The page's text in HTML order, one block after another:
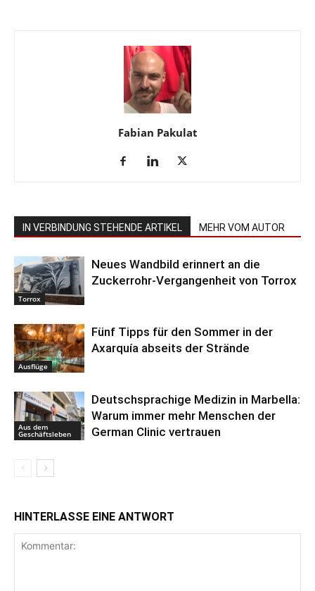
Fabian Pakulat
IN VERBINDUNG STEHENDE ARTIKEL MEHR VOM AUTOR
Torrox
Neues Wandbild erinnert an die
Zuckerrohr-Vergangenheit von Torrox
Ausflüge
Fünf Tipps für den Sommer in der
Axarquía abseits der Strände
Aus dem
Geschäftsleben
Deutschsprachige Medizin in Marbella:
Warum immer mehr Menschen der
German Clinic vertrauen
HINTERLASSE EINE ANTWORT